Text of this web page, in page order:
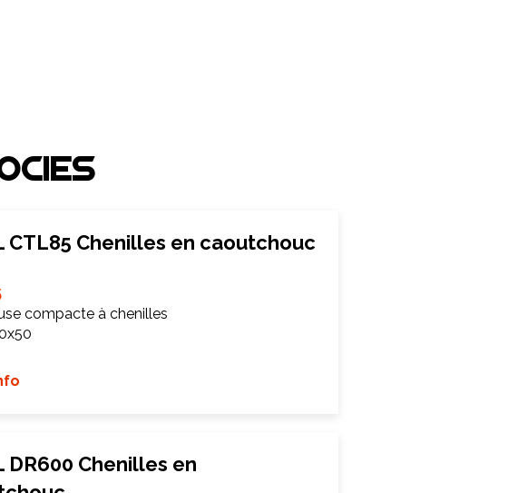
CTL85 Chenilles en caoutchouc
compacte à chenilles
DR600 Chenilles en